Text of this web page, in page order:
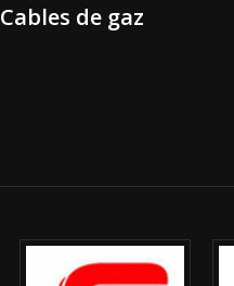
Cables de gaz